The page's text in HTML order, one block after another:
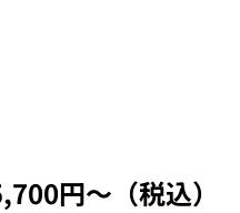
円〜（税込）